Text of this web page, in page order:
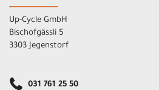
Up-Cycle GmbH
Bischofgässli 5
3303 Jegenstorf
031 761 25 50